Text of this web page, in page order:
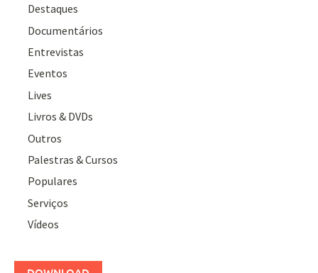
Destaques
Documentários
Entrevistas
Eventos
Lives
Livros & DVDs
Outros
Palestras & Cursos
Populares
Serviços
Vídeos